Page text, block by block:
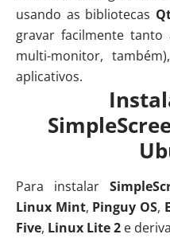
usando as bibliotecas
gravar facilmente
multi-monitor,
aplicativos.
Para instalar
Linux Mint, Pinguy OS,
Five, Linux Lite 2 e